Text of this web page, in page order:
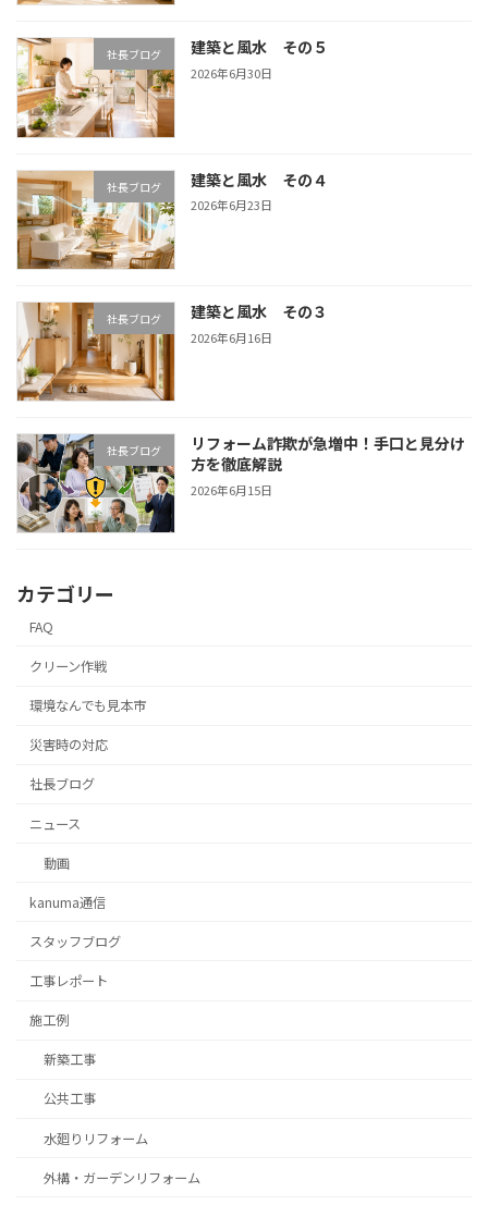
社長ブログ 建築と風水 その５
2026年6月30日
社長ブログ 建築と風水 その４
2026年6月23日
社長ブログ 建築と風水 その３
2026年6月16日
社長ブログ
リフォーム詐欺が急増中！手口と見分け
方を徹底解説
2026年6月15日
カテゴリー
FAQ
クリーン作戦
環境なんでも見本市
災害時の対応
社長ブログ
ニュース
動画
kanuma通信
スタッフブログ
⼯事レポート
施工例
新築工事
公共工事
水廻りリフォーム
外構・ガーデンリフォーム